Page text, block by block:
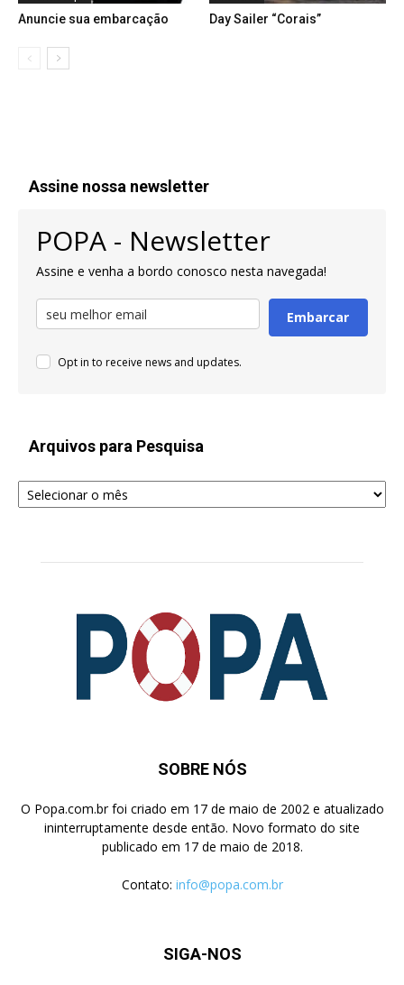
Anuncie sua embarcação Day Sailer “Corais”
Assine nossa newsletter
POPA - Newsletter
Assine e venha a bordo conosco nesta navegada!
Embarcar
Opt in to receive news and updates.
Arquivos para Pesquisa
Arquivos
para
SOBRE NÓS
O Popa.com.br foi criado em 17 de maio de 2002 e atualizado
ininterruptamente desde então. Novo formato do site
publicado em 17 de maio de 2018.
Contato: info@popa.com.br
SIGA-NOS